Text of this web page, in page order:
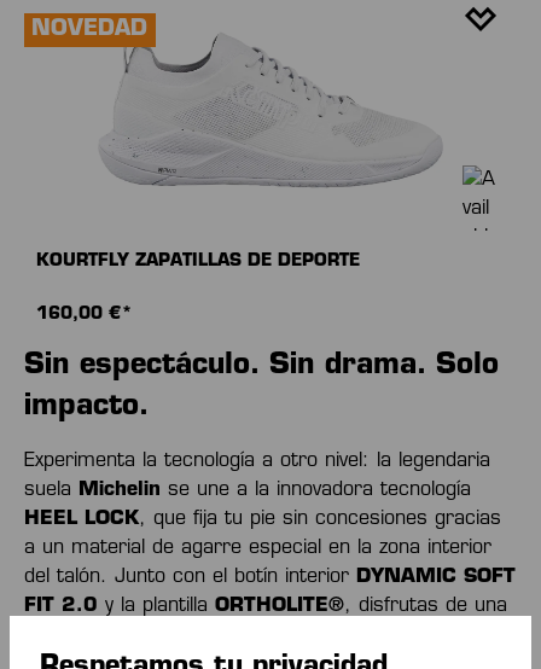
NOVEDAD
KOURTFLY ZAPATILLAS DE DEPORTE
160,00 €*
Sin espectáculo. Sin drama. Solo
impacto.
Experimenta la tecnología a otro nivel: la legendaria
suela
Michelin se une a la innovadora tecnología
HEEL LOCK, que fija tu pie sin concesiones gracias
a un material de agarre especial en la zona interior
del talón. Junto con el botín interior DYNAMIC SOFT
FIT 2.0 y la plantilla ORTHOLITE®, disfrutas de una
Además, el KOURTFLY 625, como siempre, está